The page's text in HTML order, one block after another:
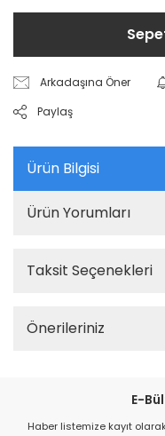
Arkadaşına Öner
Paylaş
Ürün Bilgisi
Ürün Yorumları
Taksit Seçenekleri
Önerileriniz
E-
Haber listemize kayıt